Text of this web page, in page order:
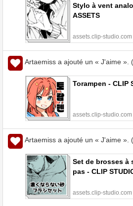
Stylo à vent
ASSETS
assets.clip-studio.com
Artaemiss a ajouté un « J'aime ».
Torampen - CLIP
assets.clip-studio.com
Artaemiss a ajouté un « J'aime ».
Set de brosses à
pas - CLIP
assets.clip-studio.com